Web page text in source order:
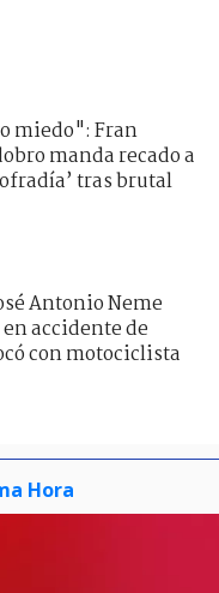
miedo": Fran
manda recado a
tras brutal
Antonio Neme
accidente de
con motociclista
Hora